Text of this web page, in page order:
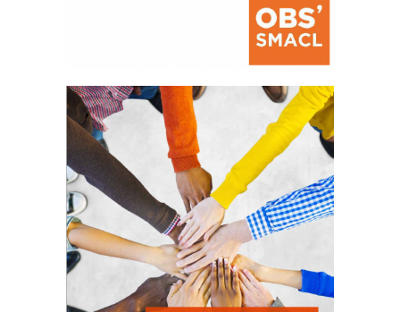
La prévention des conflits
d’intérêts
18 septembre 2023
FEUILLETER